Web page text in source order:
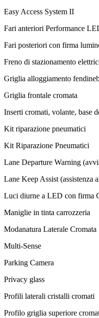
Easy Access System II
Fari anteriori Performance
Fari posteriori con firma
Freno di stazionamento
Griglia alloggiamento
Griglia frontale cromata
Inserti cromati, volante, base
Kit riparazione pneumatici
Kit Riparazione Pneumatici
Lane Departure Warning
Lane Keep Assist (assistenza
Luci diurne a LED con firma
Maniglie in tinta carrozzeria
Modanatura Laterale Cromata
Multi-Sense
Parking Camera
Privacy glass
Profili laterali cristalli cromati
Profilo griglia superiore